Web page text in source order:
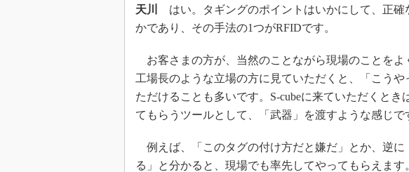
天川
はい。タギングのポイントはいかにして、正確
かであり、その手法の1つがRFIDです。
お客さまの方が、当然のことながら現場のことをよ
工場長のような立場の方に見ていただくと、「こう
ただけることも多いです。S-cubeに来ていただくとき
てもらうツールとして、「武器」を渡すような感じで
例えば、「このタグの付け方だと嫌だ」とか、逆に
る」と分かると、現場でも率先してやってもらえま